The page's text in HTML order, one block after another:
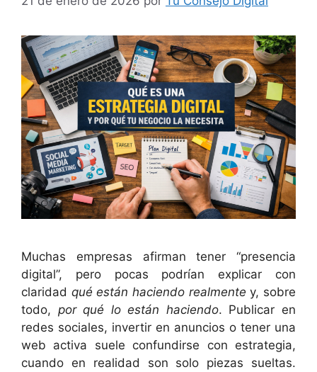
Muchas empresas afirman tener “presencia
digital”, pero pocas podrían explicar con
claridad qué están haciendo realmente y, sobre
todo, por qué lo están haciendo. Publicar en
redes sociales, invertir en anuncios o tener una
web activa suele confundirse con estrategia,
cuando en realidad son solo piezas sueltas.